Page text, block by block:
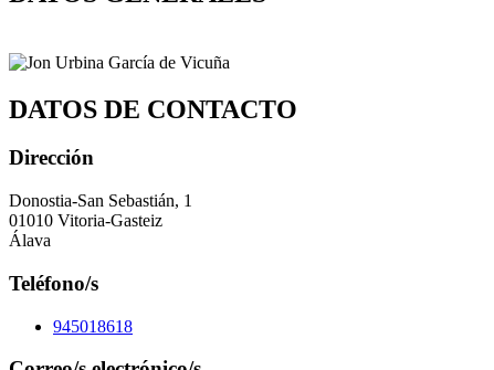
DATOS DE CONTACTO
Dirección
Donostia-San Sebastián, 1
01010 Vitoria-Gasteiz
Álava
Teléfono/s
945018618